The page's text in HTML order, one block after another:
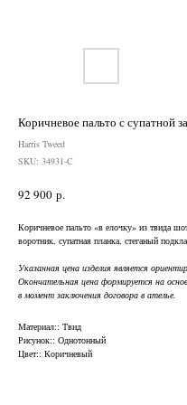
Коричневое пальто с супатной
Harris Tweed
SKU: 34931-C
92 900 р.
Коричневое пальто «в елочку» из твида
воротник, супатная планка, стеганый
Указанная цена изделия является
Окончательная цена формируется на
в момент заключения договора в ателье.
Материал:: Твид
Рисунок:: Однотонный
Цвет:: Коричневый
Пройдите тест и узнайте
пошива костюма по фигуре
Нужен отлично